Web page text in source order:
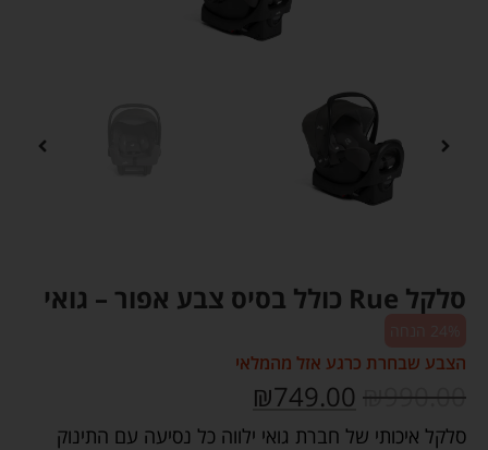
סלקל Rue כולל בסיס צבע אפור – גואי
הצבע שבחרת כרגע אזל מהמלאי
₪990.00
₪749.00
סלקל איכותי של חברת גואי ילווה כל נסיעה עם התינוק